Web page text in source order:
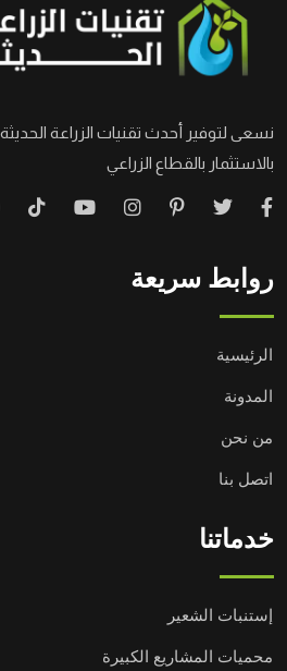
نسعى لتوفير أحدث تقنيات الزراعة الحديثة
بالاستثمار بالقطاع الزراعي
روابط سريعة
الرئيسية
المدونة
من نحن
اتصل بنا
خدماتنا
إستنبات الشعير
محميات المشاريع الكبيرة